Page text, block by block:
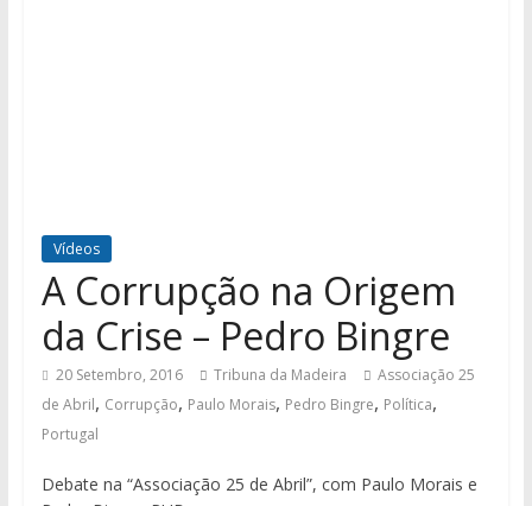
Vídeos
A Corrupção na Origem
da Crise – Pedro Bingre
20 Setembro, 2016 Tribuna da Madeira
Associação 25
de Abril, Corrupção, Paulo Morais, Pedro Bingre, Política,
Portugal
Debate na “Associação 25 de Abril”, com Paulo Morais e